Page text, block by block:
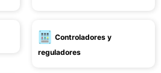
Controladores y
reguladores